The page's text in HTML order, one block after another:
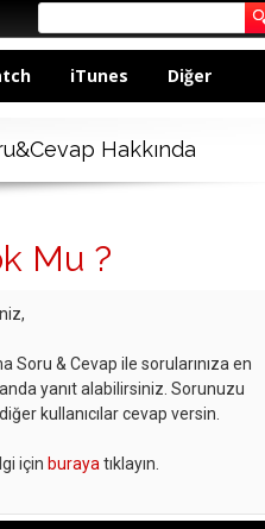
iTunes Diğer
Hakkında
Mu ?
Soru & Cevap ile sorularınıza en
yanıt alabilirsiniz. Sorunuzu
kullanıcılar cevap versin.
için buraya tıklayın.